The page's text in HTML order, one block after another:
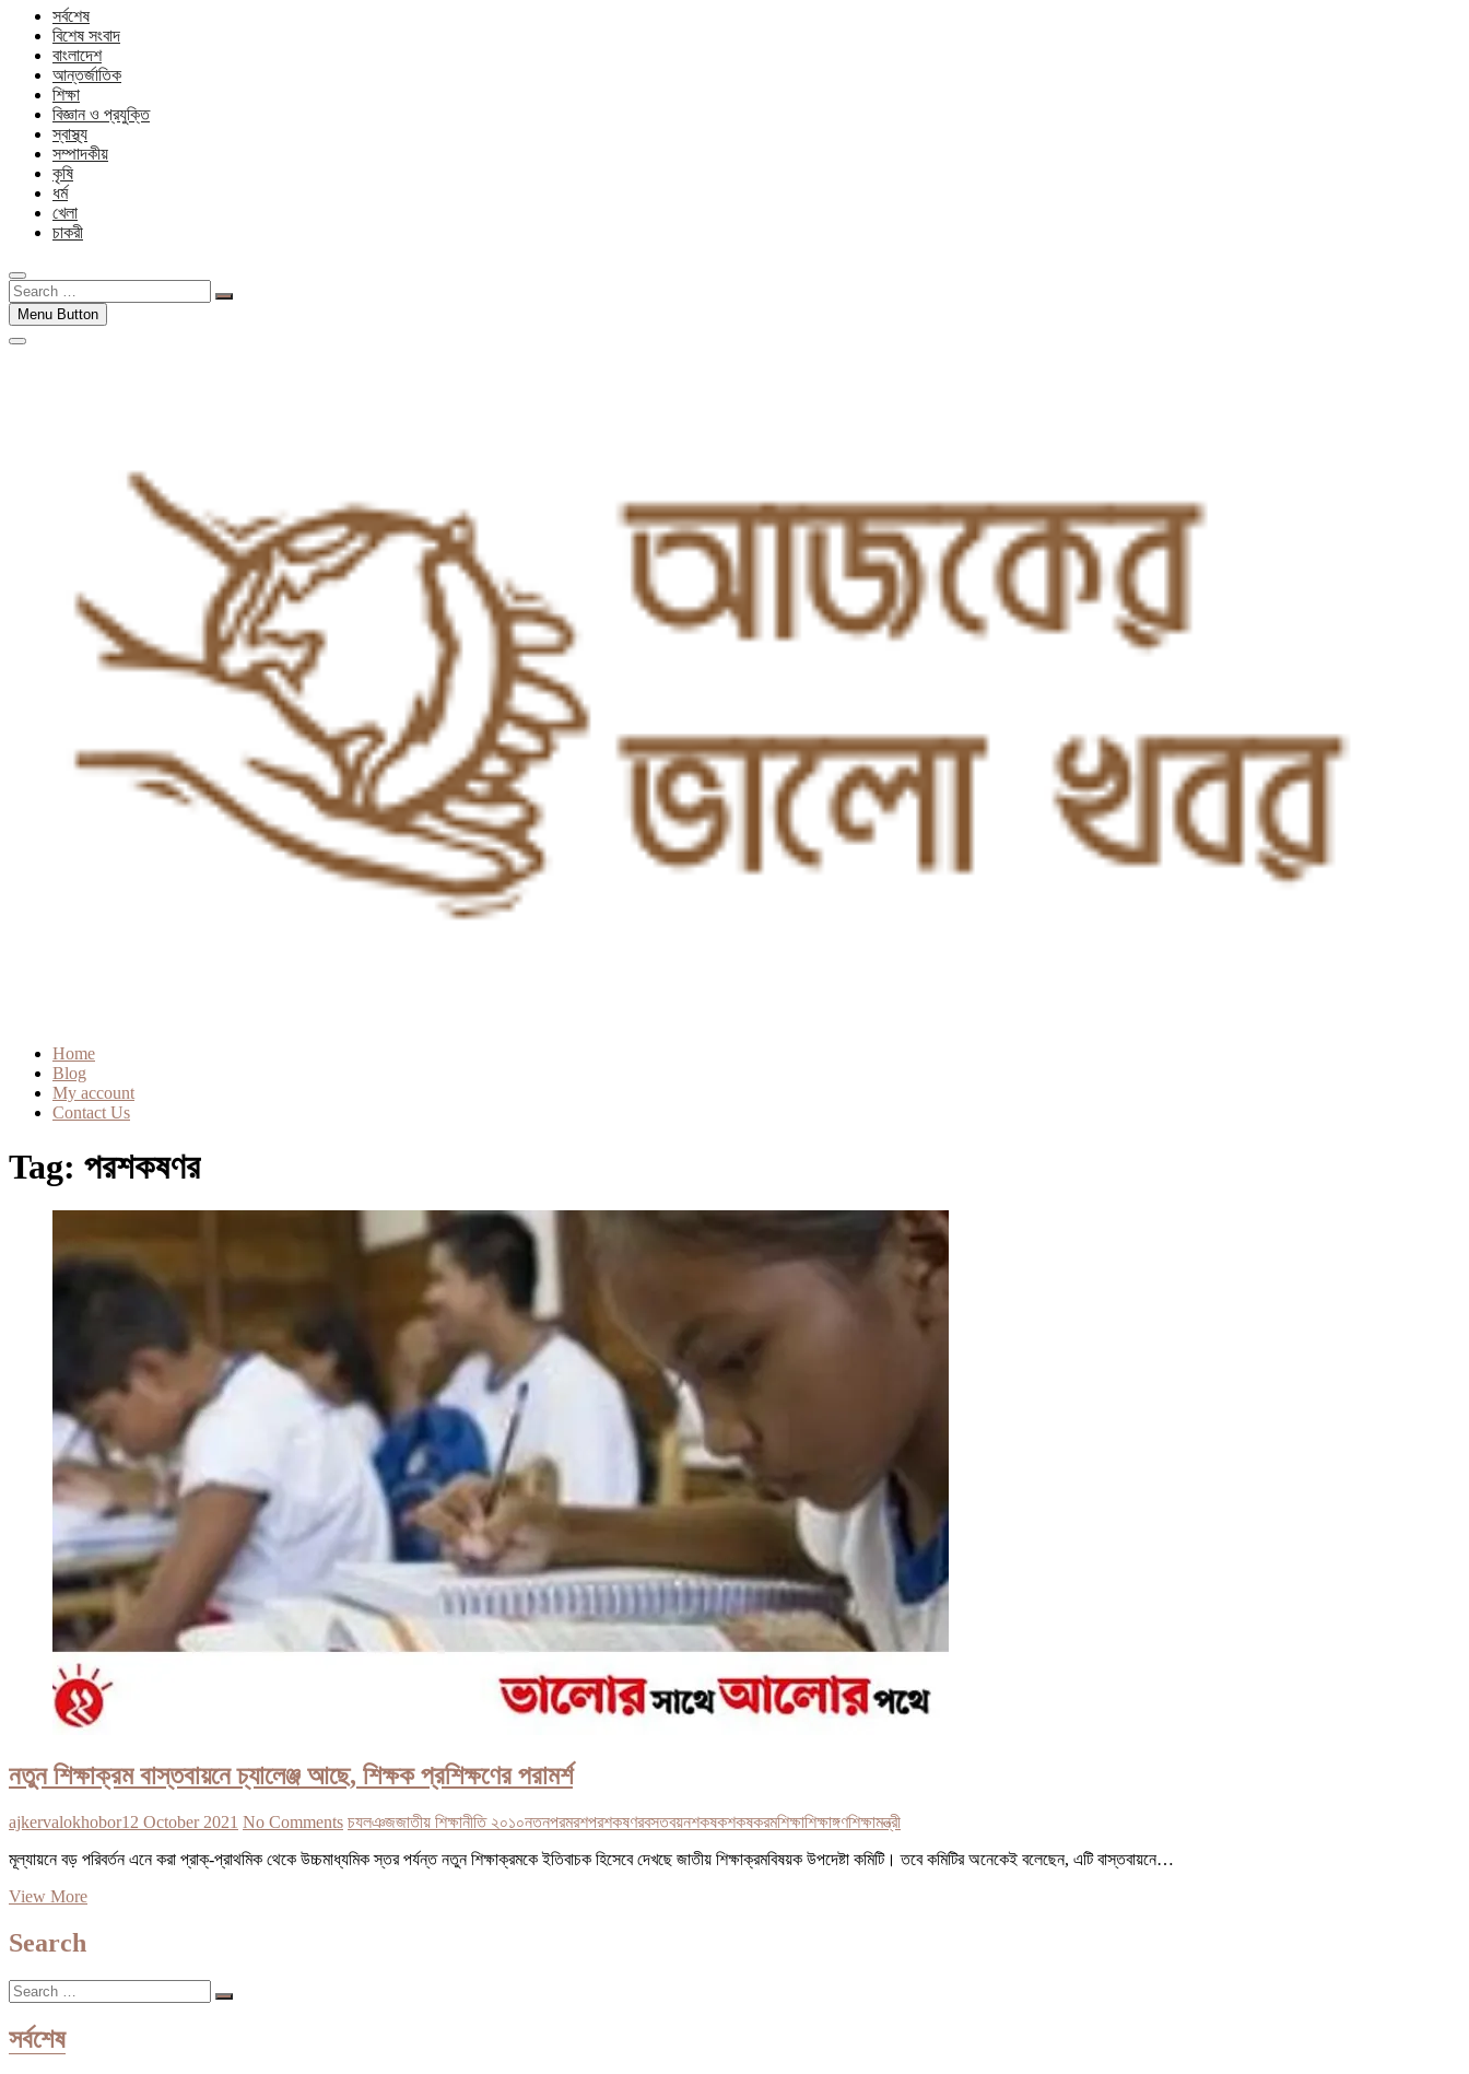
সর্বশেষ
বিশেষ সংবাদ
বাংলাদেশ
আন্তর্জাতিক
শিক্ষা
বিজ্ঞান ও প্রযুক্তি
স্বাস্থ্য
সম্পাদকীয়
কৃষি
ধর্ম
খেলা
চাকরী
Search
…Menu Button
Home
Blog
My account
Contact Us
Tag: পরশকষণর
নতুন শিক্ষাক্রম বাস্তবায়নে চ্যালেঞ্জ আছে, শিক্ষক প্রশিক্ষণের পরামর্শ
ajkervalokhobor12 October 2021 No Comments চযলঞজজাতীয় শিক্ষানীতি ২০১০নতনপরমরশপরশকষণরবসতবয়নশকষকশকষকরমশিক্ষাশিক্ষাঙ্গণশিক্ষামন্ত্রী
মূল্যায়নে বড় পরিবর্তন এনে করা প্রাক্‌-প্রাথমিক থেকে উচ্চমাধ্যমিক স্তর পর্যন্ত নতুন শিক্ষাক্রমকে ইতিবাচক হিসেবে দেখছে জাতীয় শিক্ষাক্রমবিষয়ক উপদেষ্টা কমিটি। তবে কমিটির অনেকেই বলেছেন, এটি বাস্তবায়নে…
View Moreনতুন
Search
Search
…
সর্বশেষ